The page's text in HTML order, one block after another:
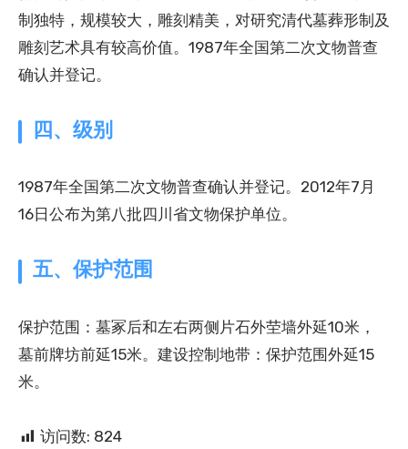
制独特，规模较大，雕刻精美，对研究清代墓葬形制及
雕刻艺术具有较高价值。1987年全国第二次文物普查
确认并登记。
四、级别
1987年全国第二次文物普查确认并登记。2012年7月
16日公布为第八批四川省文物保护单位。
五、保护范围
保护范围：墓冢后和左右两侧片石外茔墙外延10米，
墓前牌坊前延15米。建设控制地带：保护范围外延15
米。
访问数: 824